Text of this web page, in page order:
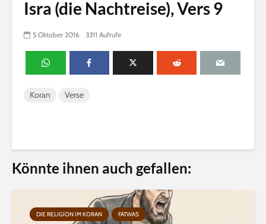
Isra (die Nachtreise), Vers 9
5 Oktober 2016 3311 Aufrufe
Koran Verse
Könnte ihnen auch gefallen:
DIE RELIGION IM KORAN FATWAS